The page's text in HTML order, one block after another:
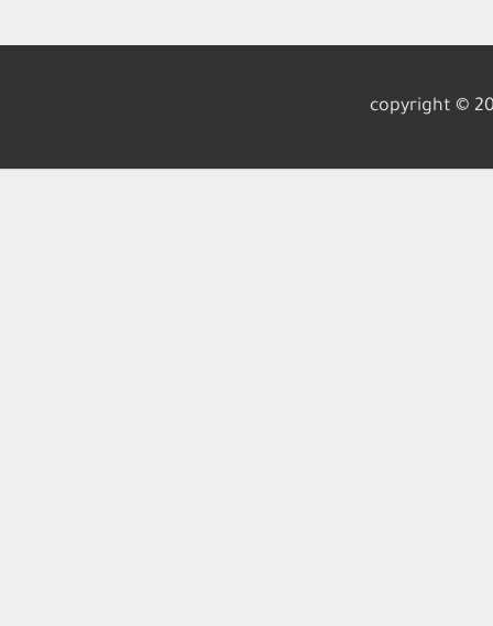
copyright ©